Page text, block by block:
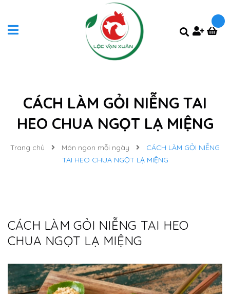
CÁCH LÀM GỎI NIỄNG TAI
HEO CHUA NGỌT LẠ MIỆNG
Trang chủ Món ngon mỗi ngày
CÁCH LÀM GỎI NIỄNG
TAI HEO CHUA NGỌT LẠ MIỆNG
CÁCH LÀM GỎI NIỄNG TAI HEO
CHUA NGỌT LẠ MIỆNG